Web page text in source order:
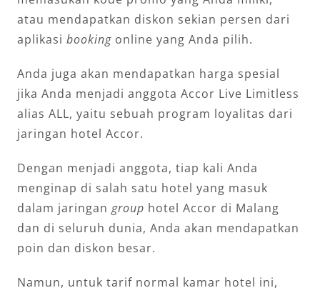
atau mendapatkan diskon sekian persen dari
aplikasi bookingonline yang Anda pilih.
Anda juga akan mendapatkan harga spesial
jika Anda menjadi anggota Accor Live Limitless
alias ALL, yaitu sebuah program loyalitas dari
jaringan hotel Accor.
Dengan menjadi anggota, tiap kali Anda
menginap di salah satu hotel yang masuk
dalam jaringan group hotel Accor di Malang
dan di seluruh dunia, Anda akan mendapatkan
poin dan diskon besar.
Namun, untuk tarif normal kamar hotel ini,